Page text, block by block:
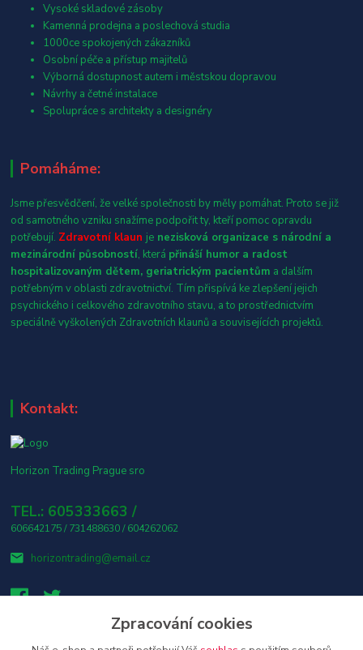
Vysoké skladové zásoby
Kamenná prodejna a poslechová studia
1000ce spokojených zákazníků
Osobní péče a přístup majitelů
Výborná dostupnost autem i městskou dopravou
Návrhy a četné instalace
Spolupráce s architekty a designéry
Pomáháme:
Jsme přesvědčení, že velké společnosti by měly pomáhat. Proto se již
od samotného vzniku snažíme podpořit ty, kteří pomoc opravdu
potřebují. Zdravotní klaun je nezisková organizace s národní a
mezinárodní působností, která přináší humor a radost
hospitalizovaným dětem, geriatrickým pacientům a dalším
potřebným v oblasti zdravotnictví. Tím přispívá ke zlepšení jejich
psychického i celkového zdravotního stavu, a to prostřednictvím
speciálně vyškolených Zdravotních klaunů a souvisejících projektů.
Kontakt:
Horizon Trading Prague sro
TEL.: 605333663 /
606642175 / 731488630 / 604262062
horizontrading@email.cz
Zpracování cookies